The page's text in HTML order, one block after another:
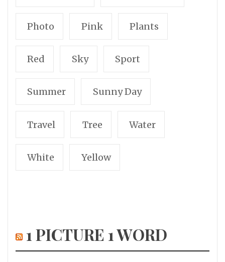
Photo Pink Plants
Red Sky Sport
Summer Sunny Day
Travel Tree Water
White Yellow
1 PICTURE 1 WORD